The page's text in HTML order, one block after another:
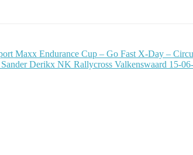
Maxx Endurance Cup – Go Fast X-Day –
Derikx NK Rallycross Valkenswaard 15-